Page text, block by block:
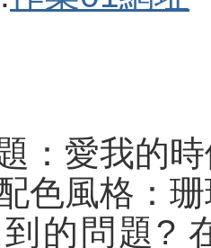
：愛我的
色風格：
的問題?